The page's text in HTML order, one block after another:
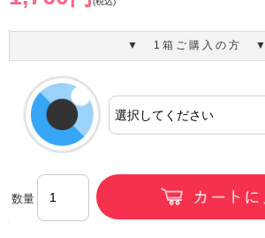
▼ 1箱ご購入の方 ▼
数量